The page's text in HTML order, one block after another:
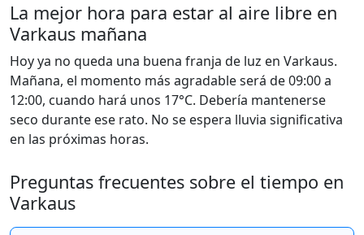
La mejor hora para estar al aire libre en
Varkaus mañana
Hoy ya no queda una buena franja de luz en Varkaus.
Mañana, el momento más agradable será de 09:00 a
12:00, cuando hará unos 17°C. Debería mantenerse
seco durante ese rato. No se espera lluvia significativa
en las próximas horas.
Preguntas frecuentes sobre el tiempo en
Varkaus